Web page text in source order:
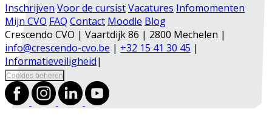
Inschrijven Voor de cursistVacatures Infomomenten
Mijn CVO FAQ Contact Moodle Blog
Crescendo CVO | Vaartdijk 86 | 2800 Mechelen |
info@crescendo-cvo.be | +32 15 41 30 45 |
Informatieveiligheid|
Cookies beheren